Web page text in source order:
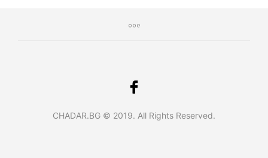
CHADAR.BG © 2019. All Rights Reserved.